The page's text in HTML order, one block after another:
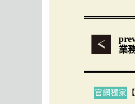
業
官網獨家